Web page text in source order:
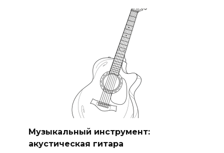
Музыкальный инструмент:
акустическая гитара